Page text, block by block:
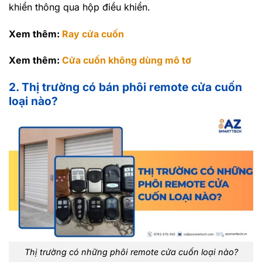
khiển thông qua hộp điều khiển.
Xem thêm: Ray cửa cuốn
Xem thêm: Cửa cuốn không dùng mô tơ
2. Thị trường có bán phôi remote cửa cuốn
loại nào?
Thị trường có những phôi remote cửa cuốn loại nào?